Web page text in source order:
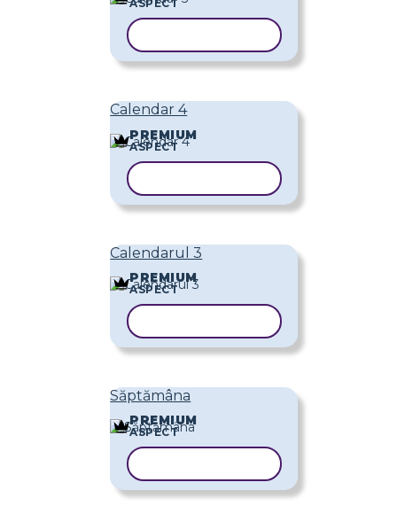
ASPECT
Calendar 4
PREMIUM
ASPECT
Calendarul 3
PREMIUM
ASPECT
Săptămâna
PREMIUM
ASPECT